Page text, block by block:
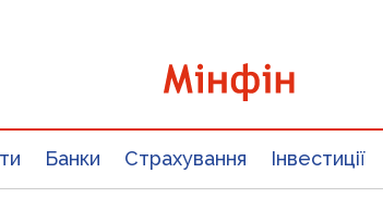
Банки Страхування Інвестиції